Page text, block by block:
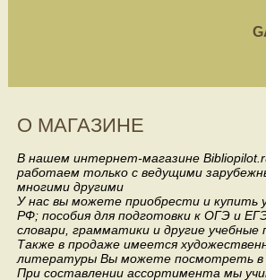
О МАГАЗИНЕ
В нашем интернет-магазине
работаем только с ведущими
многими другими
У нас вы можете приобрести и купить
РФ; пособия для подготовки к ОГЭ и
словари, грамматики и другие учебные
Также в продаже имеется
литературы Вы можете посмотреть в
При составлении ассортимента мы